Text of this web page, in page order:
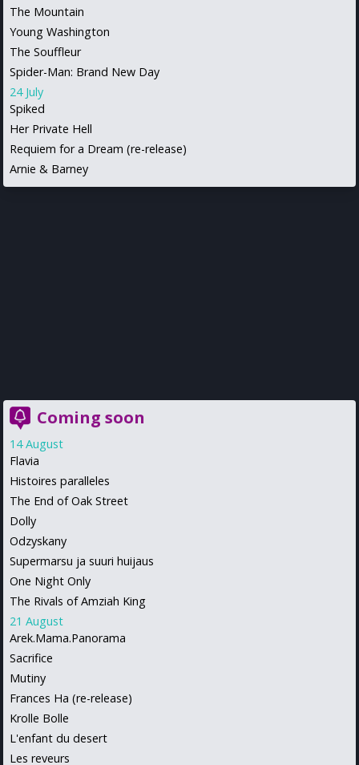
The Mountain
Young Washington
The Souffleur
Spider-Man: Brand New Day
24 July
Spiked
Her Private Hell
Requiem for a Dream (re-release)
Arnie & Barney
Coming soon
14 August
Flavia
Histoires paralleles
The End of Oak Street
Dolly
Odzyskany
Supermarsu ja suuri huijaus
One Night Only
The Rivals of Amziah King
21 August
Arek.Mama.Panorama
Sacrifice
Mutiny
Frances Ha (re-release)
Krolle Bolle
L'enfant du desert
Les reveurs